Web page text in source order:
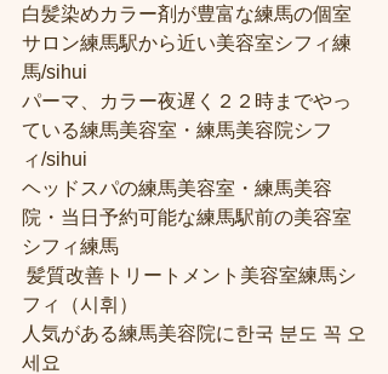
白髪染めカラー剤が豊富な練馬の個室
サロン練馬駅から近い美容室シフィ練
馬/sihui
パーマ、カラー夜遅く２２時までやっ
ている練馬美容室・練馬美容院シフ
ィ/sihui
ヘッドスパの練馬美容室・練馬美容
院・当日予約可能な練馬駅前の美容室
シフィ練馬
フィ（시휘）
人気がある練馬美容院に한국 분도 꼭 오
세요